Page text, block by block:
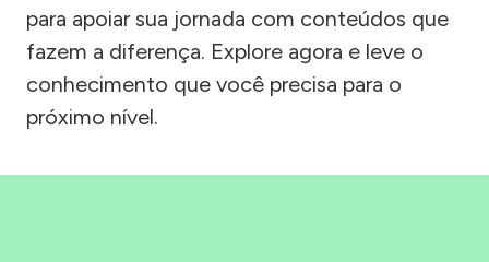
para apoiar sua jornada com conteúdos que
fazem a diferença. Explore agora e leve o
conhecimento que você precisa para o
próximo nível.